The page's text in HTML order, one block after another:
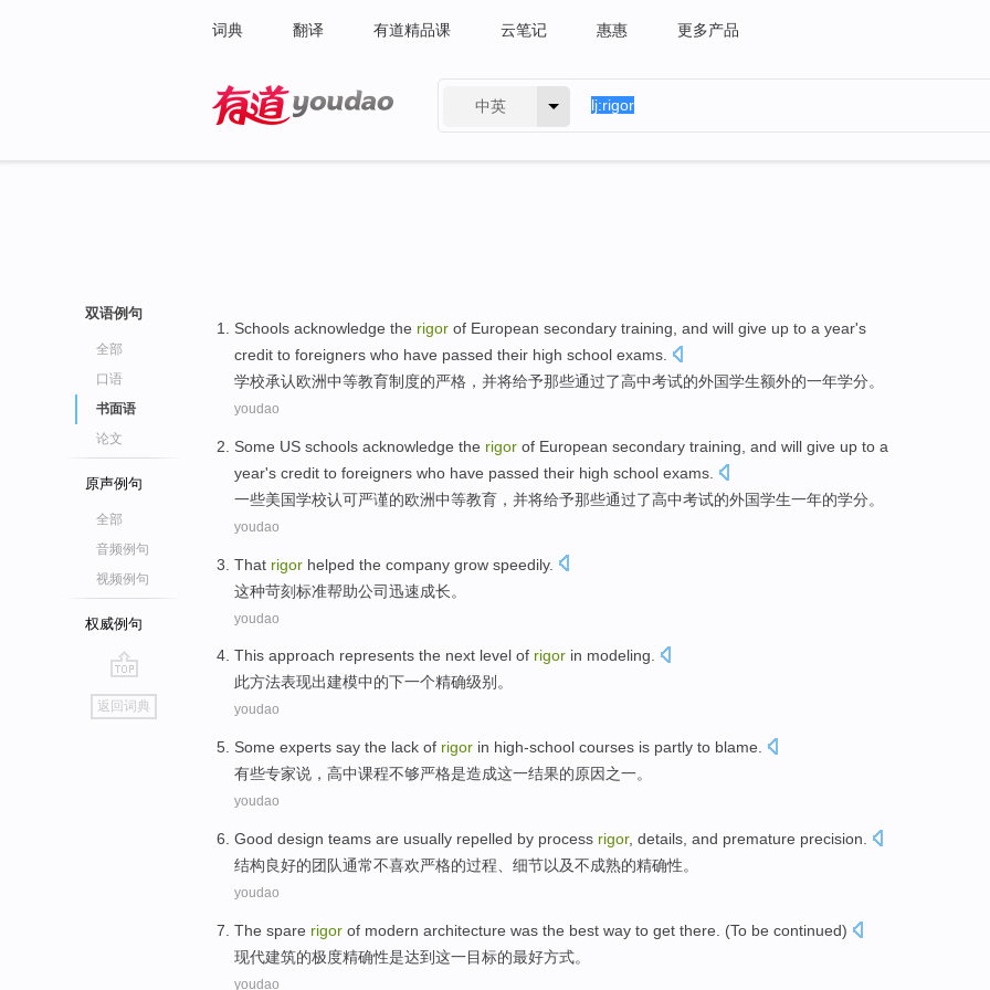
词典 翻译 有道精品课 云笔记 惠惠 更多产品
中英
双语例句
全部
口语
书面语
论文
原声例句
全部
音频例句
视频例句
权威例句
go
top
返回词典
Schools acknowledge the rigor of European secondary training and will give up to a year's
credit to foreigners who have passed their high school exams
学校承认欧洲中等教育制度的严格 ， 并将给予那些通过了高中考试的外国学生额外的一年学分。
youdao
Some US schools acknowledge the rigor of European secondary training and will give up to a
year's credit to foreigners who have passed their high school exams
一些美国学校认可严谨的欧洲中等教育 ， 并将给予那些通过了高中考试的外国学生一年的学分。
youdao
That rigor helped the company grow speedily.
这种苛刻标准帮助公司迅速成长。
youdao
This approach represents the next level of rigor in modeling.
此方法表现出建模中的下一个精确级别 。
youdao
Some experts say the lack of rigor in high-school courses is partly to blame.
有些专家说 ， 高中课程不够严格是造成这一结果的原因之一。
youdao
Good design teams are usually repelled by process rigor, details and premature precision
结构良好的团队通常不喜欢严格的过程 细节以及不成熟的精确性。
youdao
The spare rigor of modern architecture was the best way to get there . (To be continued)
现代建筑的极度精确性是达到这一目标的最好方式。
youdao